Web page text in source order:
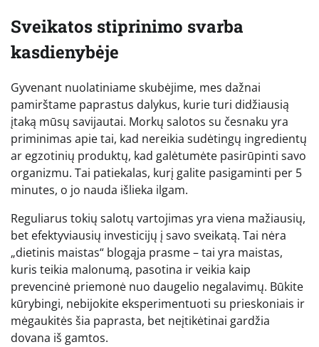
Sveikatos stiprinimo svarba
kasdienybėje
Gyvenant nuolatiniame skubėjime, mes dažnai
pamirštame paprastus dalykus, kurie turi didžiausią
įtaką mūsų savijautai. Morkų salotos su česnaku yra
priminimas apie tai, kad nereikia sudėtingų ingredientų
ar egzotinių produktų, kad galėtumėte pasirūpinti savo
organizmu. Tai patiekalas, kurį galite pasigaminti per 5
minutes, o jo nauda išlieka ilgam.
Reguliarus tokių salotų vartojimas yra viena mažiausių,
bet efektyviausių investicijų į savo sveikatą. Tai nėra
„dietinis maistas“ blogąja prasme – tai yra maistas,
kuris teikia malonumą, pasotina ir veikia kaip
prevencinė priemonė nuo daugelio negalavimų. Būkite
kūrybingi, nebijokite eksperimentuoti su prieskoniais ir
mėgaukitės šia paprasta, bet neįtikėtinai gardžia
dovana iš gamtos.